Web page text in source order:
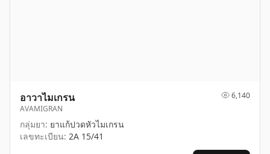
อาวาไมเกรน
AVAMIGRAN
6,140
กลุ่มยา: ยาแก้ปวดหัวไมเกรน
เลขทะเบียน: 2A 15/41